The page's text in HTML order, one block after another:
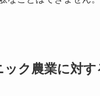
ック農業に対